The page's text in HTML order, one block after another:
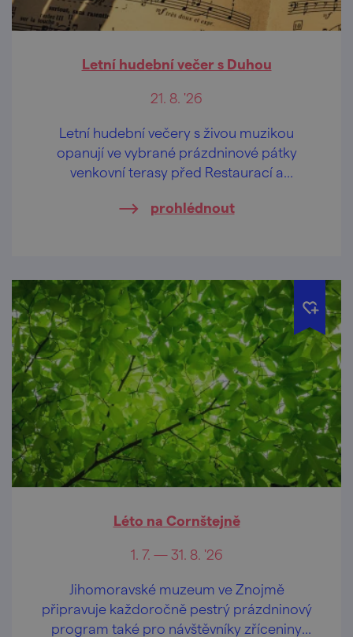
Letní hudební večer s Duhou
21. 8. '26
Letní hudební večery s živou muzikou
opanují ve vybrané prázdninové pátky
venkovní terasy před Restaurací a
"sesterským" Hasičským pivovarem.
prohlédnout
Léto na Cornštejně
1. 7. — 31. 8. '26
Jihomoravské muzeum ve Znojmě
připravuje každoročně pestrý prázdninový
program také pro návštěvníky zříceniny